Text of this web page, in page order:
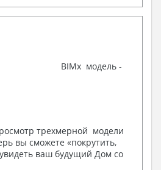
схема водоснабжения и
материалов
материалов
решения:
BIMx модель -
трехмерной модели
вы сможете «покрутить,
ваш будущий Дом со